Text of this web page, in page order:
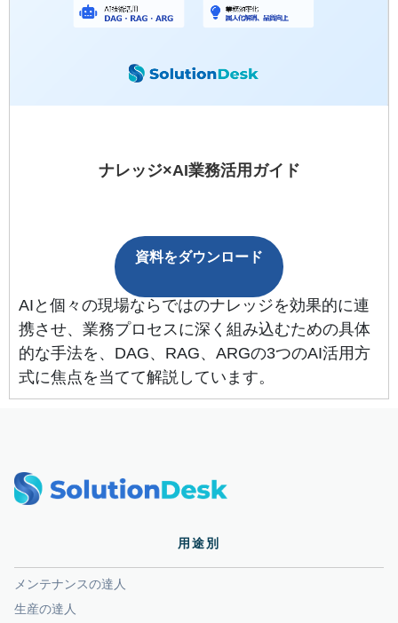
ナレッジ×AI業務活用ガイド
資料をダウンロード
AIと個々の現場ならではのナレッジを効果的に連
携させ、業務プロセスに深く組み込むための具体
的な手法を、DAG、RAG、ARGの3つのAI活用方
式に焦点を当てて解説しています。
用途別
メンテナンスの達人
生産の達人